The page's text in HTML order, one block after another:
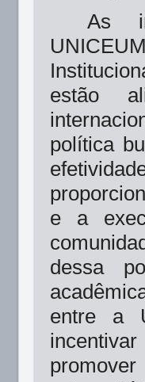
As
estão
política
e a
dessa
entre a